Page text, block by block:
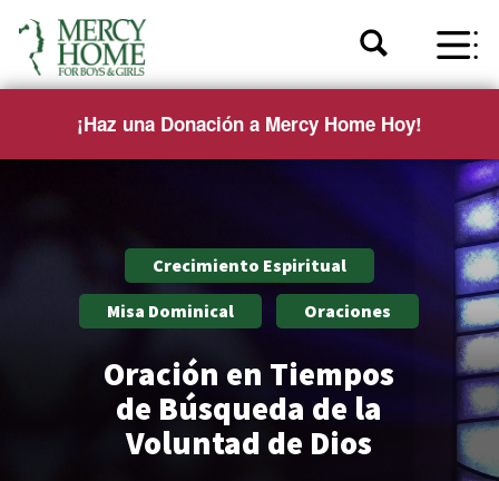
¡Haz una Donación a Mercy Home Hoy!
Crecimiento Espiritual
Misa Dominical Oraciones
Oración en Tiempos
de Búsqueda de la
Voluntad de Dios